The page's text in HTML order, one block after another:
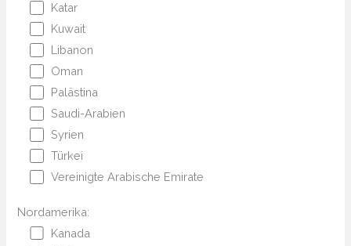
Katar
Kuwait
Libanon
Oman
Palästina
Saudi-Arabien
Syrien
Türkei
Vereinigte Arabische Emirate
Nordamerika:
Kanada